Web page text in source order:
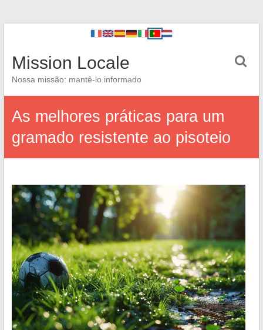
Mission Locale
Nossa missão: mantê-lo informado
As melhores práticas para um
gramado resistente ao pisoteio